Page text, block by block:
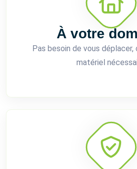
À votre
Pas besoin de vous
matériel